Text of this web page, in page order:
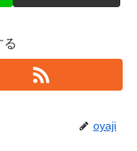
る
oyaji